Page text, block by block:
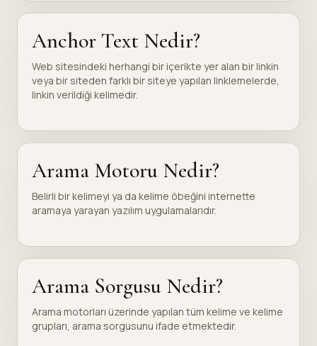
Anchor Text Nedir?
Web sitesindeki herhangi bir içerikte yer alan bir linkin
veya bir siteden farklı bir siteye yapılan linklemelerde,
linkin verildiği kelimedir.
Arama Motoru Nedir?
Belirli bir kelimeyi ya da kelime öbeğini internette
aramaya yarayan yazılım uygulamalarıdır.
Arama Sorgusu Nedir?
Arama motorları üzerinde yapılan tüm kelime ve kelime
grupları, arama sorgusunu ifade etmektedir.